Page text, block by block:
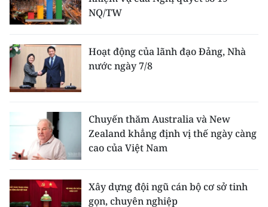
NQ/TW
Hoạt động của lãnh đạo Đảng, Nhà
nước ngày 7/8
Chuyến thăm Australia và New
Zealand khẳng định vị thế ngày càng
cao của Việt Nam
Xây dựng đội ngũ cán bộ cơ sở tinh
gọn, chuyên nghiệp